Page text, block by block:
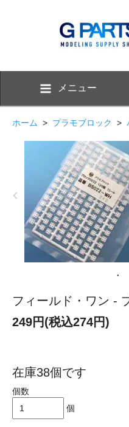
メニュー
ホーム > プラモブロック >
フィールド・ワン -
249円(税込274円)
在庫38個です
個数
個